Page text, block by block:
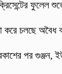
ফুলেল
করে চলছে
পর গুঞ্জন,